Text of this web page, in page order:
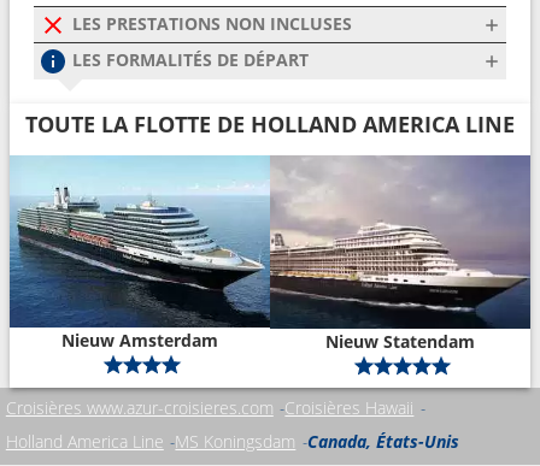
LES PRESTATIONS NON INCLUSES
LES FORMALITÉS DE DÉPART
TOUTE LA FLOTTE DE HOLLAND AMERICA LINE
Nieuw Amsterdam Nieuw Statendam
Croisières www.azur-croisieres.com Croisières Hawaii
Holland America Line MS Koningsdam Canada, États-Unis